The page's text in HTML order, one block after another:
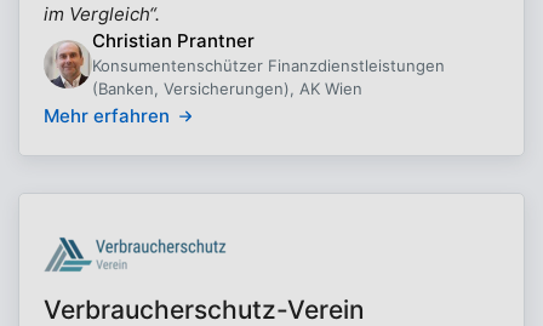
im Vergleich“.
Christian Prantner
Konsumentenschützer Finanzdienstleistungen
(Banken, Versicherungen), AK Wien
Mehr erfahren
Verbraucherschutz-Verein